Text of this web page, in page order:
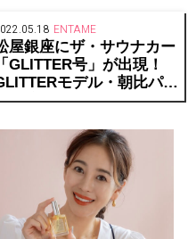
ENTAME
屋銀座にザ・サウナカー
「GLITTER号」が出現！
モデル・朝比パメ
出演トークイベント「サ
よ！」レポート